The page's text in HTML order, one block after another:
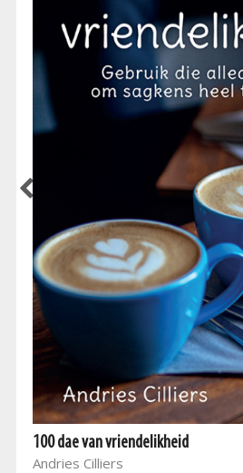
100 dae van vriendelikheid
Andries Cilliers